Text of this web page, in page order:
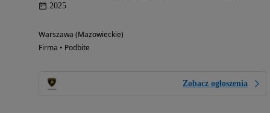
2025
Warszawa (Mazowieckie)
Firma • Podbite
Zobacz ogłoszenia